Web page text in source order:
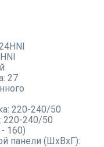
27
220-240/50
220-240/50
160)
панели (ШxВxГ):